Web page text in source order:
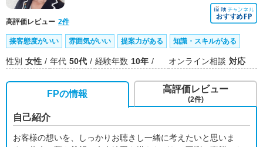
高評価レビュー 2件
接客態度がいい 雰囲気がいい 提案力がある 知識・スキルがある
性別 女性 年代 50代 経験年数 10年 オンライン相談 対応
FPの情報
自己紹介
お客様の想いを、しっかりお聴きし一緒に考えたいと思いま
高評価レビュー
(2件)